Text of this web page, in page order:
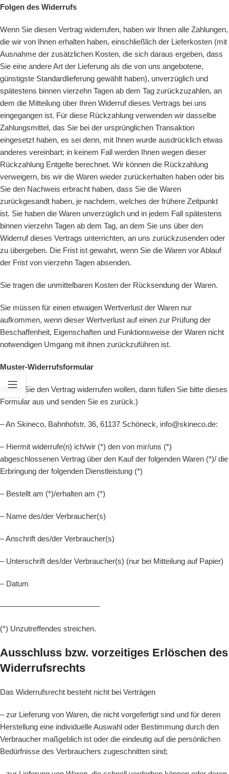
Folgen des Widerrufs
Wenn Sie diesen Vertrag widerrufen, haben wir Ihnen alle Zahlungen,
die wir von Ihnen erhalten haben, einschließlich der Lieferkosten (mit
Ausnahme der zusätzlichen Kosten, die sich daraus ergeben, dass
Sie eine andere Art der Lieferung als die von uns angebotene,
günstigste Standardlieferung gewählt haben), unverzüglich und
spätestens binnen vierzehn Tagen ab dem Tag zurückzuzahlen, an
dem die Mitteilung über Ihren Widerruf dieses Vertrags bei uns
eingegangen ist. Für diese Rückzahlung verwenden wir dasselbe
Zahlungsmittel, das Sie bei der ursprünglichen Transaktion
eingesetzt haben, es sei denn, mit Ihnen wurde ausdrücklich etwas
anderes vereinbart; in keinem Fall werden Ihnen wegen dieser
Rückzahlung Entgelte berechnet. Wir können die Rückzahlung
verweigern, bis wir die Waren wieder zurückerhalten haben oder bis
Sie den Nachweis erbracht haben, dass Sie die Waren
zurückgesandt haben, je nachdem, welches der frühere Zeitpunkt
ist. Sie haben die Waren unverzüglich und in jedem Fall spätestens
binnen vierzehn Tagen ab dem Tag, an dem Sie uns über den
Widerruf dieses Vertrags unterrichten, an uns zurückzusenden oder
zu übergeben. Die Frist ist gewahrt, wenn Sie die Waren vor Ablauf
der Frist von vierzehn Tagen absenden.
Sie tragen die unmittelbaren Kosten der Rücksendung der Waren.
Sie müssen für einen etwaigen Wertverlust der Waren nur
aufkommen, wenn dieser Wertverlust auf einen zur Prüfung der
Beschaffenheit, Eigenschaften und Funktionsweise der Waren nicht
notwendigen Umgang mit ihnen zurückzuführen ist.
Muster-Widerrufsformular
(Wenn Sie den Vertrag widerrufen wollen, dann füllen Sie bitte dieses
Formular aus und senden Sie es zurück.)
– An Skineco, Bahnhofstr. 36, 61137 Schöneck, info@skineco.de:
– Hiermit widerrufe(n) ich/wir (*) den von mir/uns (*)
abgeschlossenen Vertrag über den Kauf der folgenden Waren (*)/ die
Erbringung der folgenden Dienstleistung (*)
– Bestellt am (*)/erhalten am (*)
– Name des/der Verbraucher(s)
– Anschrift des/der Verbraucher(s)
– Unterschrift des/der Verbraucher(s) (nur bei Mitteilung auf Papier)
– Datum
—————————————
(*) Unzutreffendes streichen.
Ausschluss bzw. vorzeitiges Erlöschen des
Widerrufsrechts
Das Widerrufsrecht besteht nicht bei Verträgen
– zur Lieferung von Waren, die nicht vorgefertigt sind und für deren
Herstellung eine individuelle Auswahl oder Bestimmung durch den
Verbraucher maßgeblich ist oder die eindeutig auf die persönlichen
Bedürfnisse des Verbrauchers zugeschnitten sind;